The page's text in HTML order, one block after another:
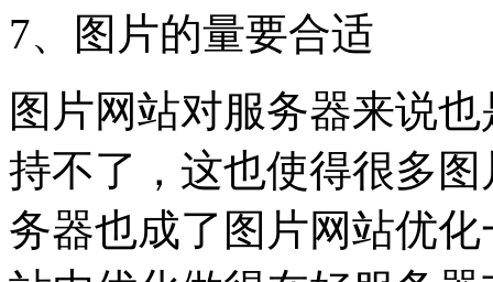
7、图片的量要合适
图片网站对服务器来说
持不了，这也使得很多
务器也成了图片网站优